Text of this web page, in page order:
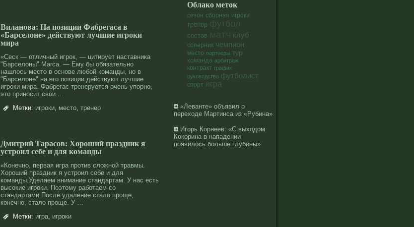
Виланова: На позиции Фабрегаса в
«Барселоне» действуют лучшие игроки
мира
«Сеск — отличный игрок, — цитирует наставника
"Барселоны" Marca. — Ему бы обязательно
нашлось место в основе любой команды, но в
"Барселоне" на его позиции действуют лучшие
игроки мира. Фабрегас тренеруется очень упорно,
это приносит свои …
Метки: игроки, место, тренер
Дмитрий Тарасов: Хороший праздник я
устроил себе и для команды
«Конечно, первая игра против сложной травмы.
Хороший праздник я устроил себе и для
команды.Уделяем внимание стандартам. У нас есть
высокие игроки. Поэтому работаем со
стандартами.После удаление стало проще,
конечно, стало проще. У …
Метки: игра, игроки
Облако меток
сезон сборная игроки
тренер футбол
состав клуб
соперник чемпион
место партнеры тур
команда арбитраж
контракт график
руководство футболист
спорт игра
«Леванте» объявил о
переходе Мартинса из «Рубина»
Игорь Корнеев: «С выходом
Кокорина в нападении
появилось больше глубины»